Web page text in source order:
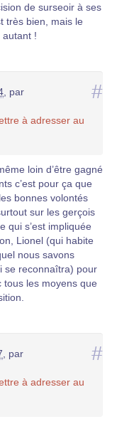
de surseoir à ses
très bien, mais le
autant !
#
par
à adresser au
loin d’être gagné
c’est pour ça que
bonnes volontés
sur les gerçois
qui s’est impliquée
Lionel (qui habite
nous savons
se reconnaîtra) pour
tous les moyens que
#
par
à adresser au